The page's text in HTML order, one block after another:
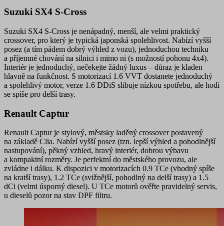
Suzuki SX4 S-Cross
Suzuki SX4 S-Cross je nenápadný, menší, ale velmi praktický
crossover, pro který je typická japonská spolehlivost. Nabízívyšší
posez (a tím pádem dobrý výhled z vozu), jednoduchou techniku
a příjemné chování na silnici i mimo ni (s možností pohonu 4x4).
Interiér je jednoduchý, nečekejte žádný luxus – důraz je kladen
hlavně na funkčnost. S motorizací 1.6 VVT dostanete jednoduchý
a spolehlivý motor, verze 1.6 DDiS slibuje nízkou spotřebu, ale hodí
se spíše pro delší trasy.
Renault Captur
Renault Captur je stylový, městsky laděný crossoverpostavený
na základě Clia. Nabízívyšší posez (tzn. lepší výhled a pohodlnější
nastupování), pěkný vzhled, hravý interiér, dobrou výbavu
a kompaktní rozměry. Je perfektní do městského provozu, ale
zvládne i dálku. K dispozici v motorizacích 0.9 TCe (vhodný spíše
na kratší trasy), 1.2 TCe (svižnější, pohodlný na delší trasy) a 1.5
dCi (velmi úsporný diesel). U TCe motorů ověřte pravidelný servis,
u dieselů pozor na stav DPF filtru.